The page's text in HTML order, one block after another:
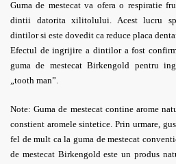
Guma de mestecat va ofera o respiratie
dintii datorita xilitolului. Acest lucru
dintilor si este dovedit ca reduce placa
Efectul de ingrijire a dintilor a fost
guma de mestecat Birkengold pentru
„tooth man”.
Note: Guma de mestecat contine arome
constient aromele sintetice. Prin urmare,
fel de mult ca la guma de mestecat
de mestecat Birkengold este un produs